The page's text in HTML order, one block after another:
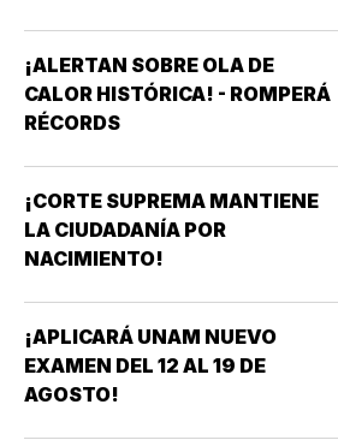
¡ALERTAN SOBRE OLA DE
CALOR HISTÓRICA! - ROMPERÁ
RÉCORDS
¡CORTE SUPREMA MANTIENE
LA CIUDADANÍA POR
NACIMIENTO!
¡APLICARÁ UNAM NUEVO
EXAMEN DEL 12 AL 19 DE
AGOSTO!